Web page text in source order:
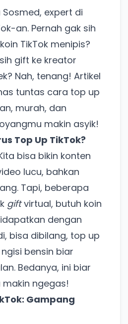
expert di
an. Pernah gak sih
TikTok menipis?
gift ke kreator
Nah, tenang! Artikel
tuntas cara top up
murah, dan
makin asyik!
Top Up TikTok?
bisa bikin konten
lucu, bahkan
Tapi, beberapa
giftvirtual, butuh koin
dengan
bisa dibilang, top up
bensin biar
Bedanya, ini biar
makin ngegas!
Gampang